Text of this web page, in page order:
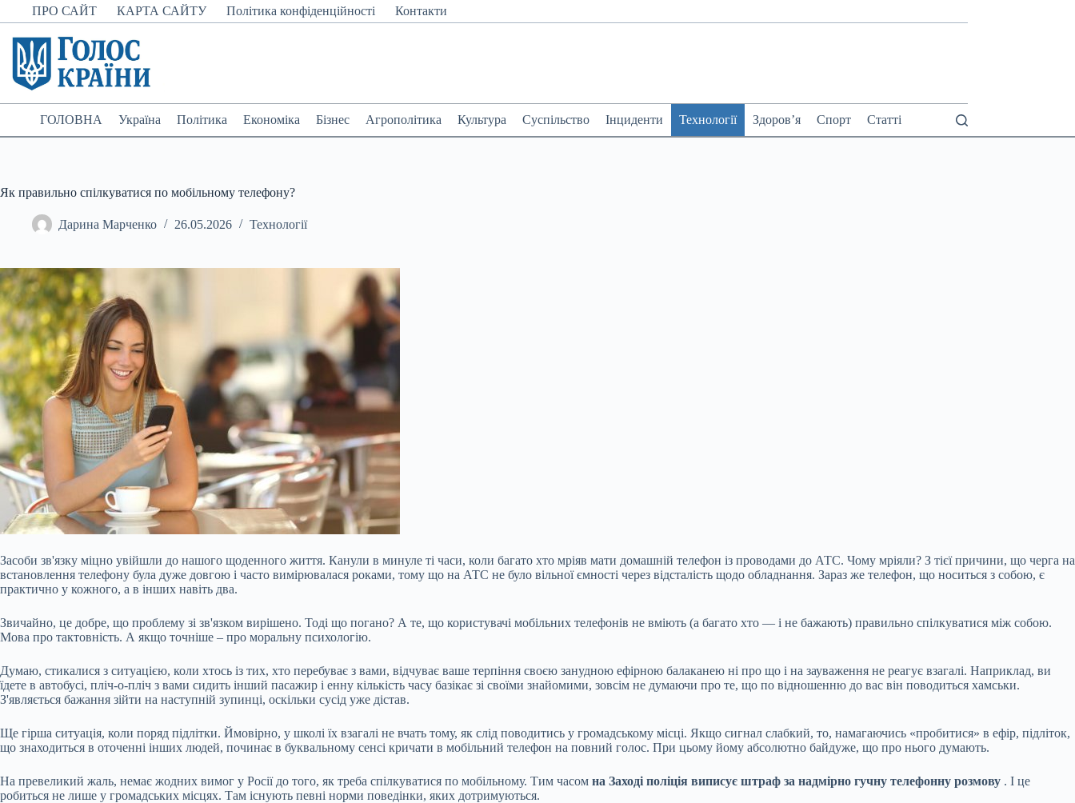
Перейти
до
вмісту
ПРО САЙТ КАРТА САЙТУ Політика конфіденційності Контакти
ГОЛОВНА Україна Політика Економіка Бізнес Агрополітика Культура Суспільство Інциденти Технології Здоров’я Спорт Статті
Як правильно спілкуватися по мобільному телефону?
Дарина Марченко 26.05.2026 Технології
Засоби зв'язку міцно увійшли до нашого щоденного життя. Канули в минуле ті часи, коли багато хто мріяв мати домашній телефон із проводами до АТС. Чому мріяли? З тієї причини, що черга на
встановлення телефону була дуже довгою і часто вимірювалася роками, тому що на АТС не було вільної ємності через відсталість щодо обладнання. Зараз же телефон, що носиться з собою, є
практично у кожного, а в інших навіть два.
Звичайно, це добре, що проблему зі зв'язком вирішено. Тоді що погано? А те, що користувачі мобільних телефонів не вміють (а багато хто — і не бажають) правильно спілкуватися між собою.
Мова про тактовність. А якщо точніше – про моральну психологію.
Думаю, стикалися з ситуацією, коли хтось із тих, хто перебуває з вами, відчуває ваше терпіння своєю занудною ефірною балаканею ні про що і на зауваження не реагує взагалі. Наприклад, ви
їдете в автобусі, пліч-о-пліч з вами сидить інший пасажир і енну кількість часу базікає зі своїми знайомими, зовсім не думаючи про те, що по відношенню до вас він поводиться хамськи.
З'являється бажання зійти на наступній зупинці, оскільки сусід уже дістав.
Ще гірша ситуація, коли поряд підлітки. Ймовірно, у школі їх взагалі не вчать тому, як слід поводитись у громадському місці. Якщо сигнал слабкий, то, намагаючись «пробитися» в ефір, підліток,
що знаходиться в оточенні інших людей, починає в буквальному сенсі кричати в мобільний телефон на повний голос. При цьому йому абсолютно байдуже, що про нього думають.
На превеликий жаль, немає жодних вимог у Росії до того, як треба спілкуватися по мобільному. Тим часом на Заході поліція виписує штраф за надмірно гучну телефонну розмову . І це
робиться не лише у громадських місцях. Там існують певні норми поведінки, яких дотримуються.